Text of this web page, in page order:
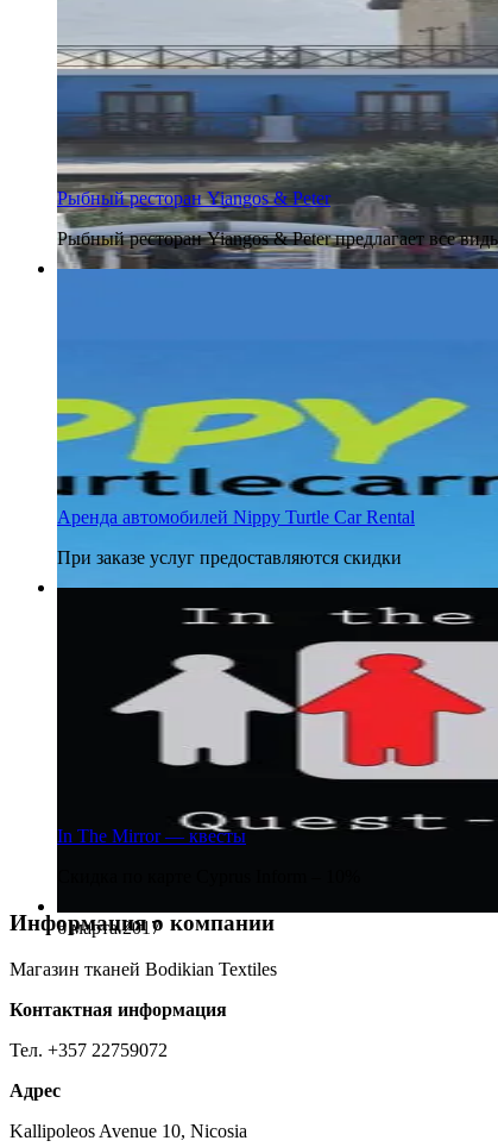
Рыбный ресторан Yiangos & Peter
Рыбный ресторан Yiangos & Peter предлагает все
Аренда автомобилей Nippy Turtle Car Rental
При заказе услуг предоставляются скидки
6 марта 2017
In The Mirror — квесты
Информация о компании
Магазин тканей Bodikian Textiles
Контактная информация
Тел. +357 22759072
Адрес
Kallipoleos Avenue 10, Nicosia